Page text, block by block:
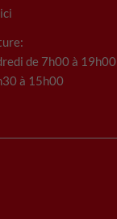
de 7h00 à 19h00
à 15h00